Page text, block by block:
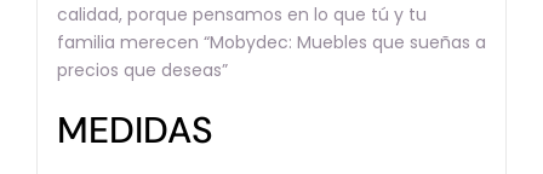
calidad, porque pensamos en lo que tú y tu
familia merecen “Mobydec: Muebles que sueñas a
precios que deseas”
MEDIDAS